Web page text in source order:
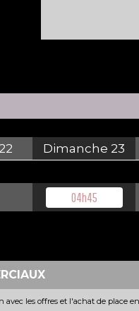
22 Dimanche 23
04h45
les offres et l'achat de place